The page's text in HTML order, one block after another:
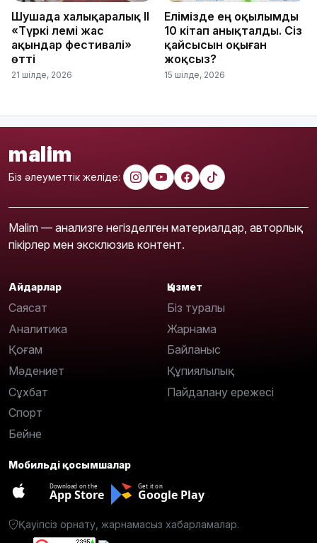
Шушада халықаралық ІІ
«Түркі әлемі жас
ақындар фестивалі»
өтті
21 шілде, 2026
Елімізде ең оқылымды
10 кітап анықталды. Сіз
қайсысын оқыған
жоқсыз?
15 шілде, 2026
malim
Біз әлеуметтік желіде:
Malim — анализге негізделген материалдар, авторлық
пікірлер мен эксклюзив контент.
Айдарлар
Саясат
Аналитика
Қоғам
Мәдениет
Сұхбат
Спорт
Бейне
Қызмет
Біз туралы
Жарнама
Байланыс
Құпиялылық
Пайдалану ережесі
Мобильді қосымшалар
Download on the
App Store
Get it on
Google Play
Қауіпсіз орнату, жарнамасыз хабарламалар.